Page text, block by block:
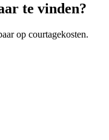
te vinden?
op courtagekosten.